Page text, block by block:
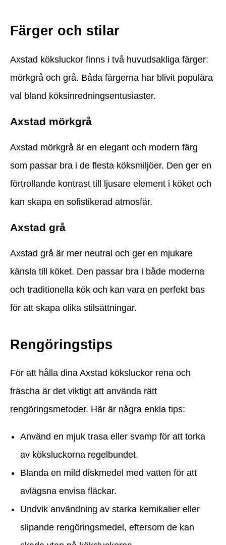
Färger och stilar
Axstad köksluckor finns i två huvudsakliga färger:
mörkgrå och grå. Båda färgerna har blivit populära
val bland köksinredningsentusiaster.
Axstad mörkgrå
Axstad mörkgrå är en elegant och modern färg
som passar bra i de flesta köksmiljöer. Den ger en
förtrollande kontrast till ljusare element i köket och
kan skapa en sofistikerad atmosfär.
Axstad grå
Axstad grå är mer neutral och ger en mjukare
känsla till köket. Den passar bra i både moderna
och traditionella kök och kan vara en perfekt bas
för att skapa olika stilsättningar.
Rengöringstips
För att hålla dina Axstad köksluckor rena och
fräscha är det viktigt att använda rätt
rengöringsmetoder. Här är några enkla tips:
Använd en mjuk trasa eller svamp för att torka
av köksluckorna regelbundet.
Blanda en mild diskmedel med vatten för att
avlägsna envisa fläckar.
Undvik användning av starka kemikalier eller
slipande rengöringsmedel, eftersom de kan